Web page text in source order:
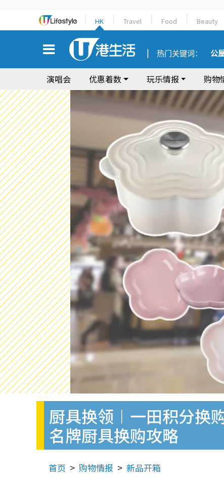
HK Travel Food Beauty
热门关键词： 公
演唱会 优惠着数 玩乐情报 购物
厨具换领︱一田积分换
名牌厨具换购攻略
首页 购物情报 新品开箱